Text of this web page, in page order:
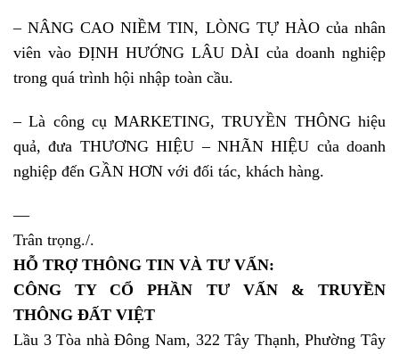
– NÂNG CAO NIỀM TIN, LÒNG TỰ HÀO của nhân
viên vào ĐỊNH HƯỚNG LÂU DÀI của doanh nghiệp
trong quá trình hội nhập toàn cầu.
– Là công cụ MARKETING, TRUYỀN THÔNG hiệu
quả, đưa THƯƠNG HIỆU – NHÃN HIỆU của doanh
nghiệp đến GẦN HƠN với đối tác, khách hàng.
—
Trân trọng./.
HỖ TRỢ THÔNG TIN VÀ TƯ VẤN:
CÔNG TY CỔ PHẦN TƯ VẤN & TRUYỀN
THÔNG ĐẤT VIỆT
Lầu 3 Tòa nhà Đông Nam, 322 Tây Thạnh, Phường Tây